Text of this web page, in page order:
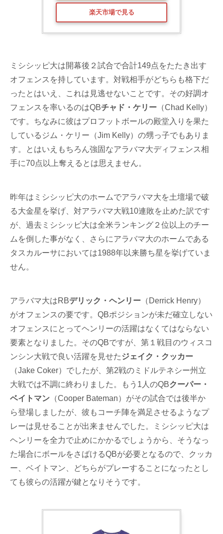
楽天市場で見る
ミシシッピ大は開幕後２試合で合計149点をたたき出す
オフェンスを持しています。対戦相手がどちらも格下だ
ったとはいえ、これは見逃せないことです。その好調オ
フェンスを率いるのはQBチャド・ケリー （Chad Kelly）
です。ちなみに彼はプロフットボールの殿堂入りを果た
しているジム・ケリー（Jim Kelly）の甥っ子でもありま
す。とはいえもちろん強固なアラバマ大ディフェンス相
手に70点以上奪えるとは思えません。
昨年はミシシッピ大のホームでアラバマ大を土壇場で破
る大金星を挙げ、対アラバマ大戦10連敗を止めた訳です
が、過去ミシシッピ大は全米ランキング２位以上のチー
ムを倒した事がなく、さらにアラバマ大のホームである
タスカルーサにおいては1988年以来勝ち星を挙げていま
せん。
アラバマ大はRBデリック・ヘンリー （Derrick Henry）
がオフェンスの要です。QBポジションが未だ確立しない
オフェンスにとってヘンリーの活躍はなくてはならない
要素となりました。そのQBですが、第１戦目のウィスコ
ンシン大戦で良い活躍を見せたジェイク・クッカー
（Jake Coker）でしたが、第2戦のミドルテネシー州立
大戦では不調に終わりました。もう1人のQBクーパー・
ベイトマン （Cooper Bateman）がその試合では後半か
ら登場しましたが、彼もコーチ陣を満足させるようなプ
レーは見せることが出来ませんでした。ミシシッピ大は
ヘンリーを全力で止めにかかるでしょうから、そうなっ
た場合にボールをさばけるQBが必要となるので、クッカ
ー、ベイトマン、どちらがプレーすることになったとし
ても彼らの活躍が鍵となりそうです。